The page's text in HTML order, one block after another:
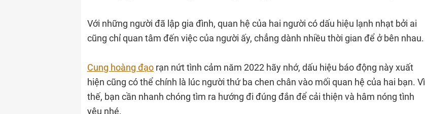
Với những người đã lập gia đình, quan hệ của hai người có dấu hiệu lạnh nhạt bởi ai
cũng chỉ quan tâm đến việc của người ấy, chẳng dành nhiều thời gian để ở bên nhau.
Cung hoàng đạo rạn nứt tình cảm năm 2022 hãy nhớ, dấu hiệu báo động này xuất
hiện cũng có thể chính là lúc người thứ ba chen chân vào mối quan hệ của hai bạn. Vì
thế, bạn cần nhanh chóng tìm ra hướng đi đúng đắn để cải thiện và hâm nóng tình
yêu nhé.